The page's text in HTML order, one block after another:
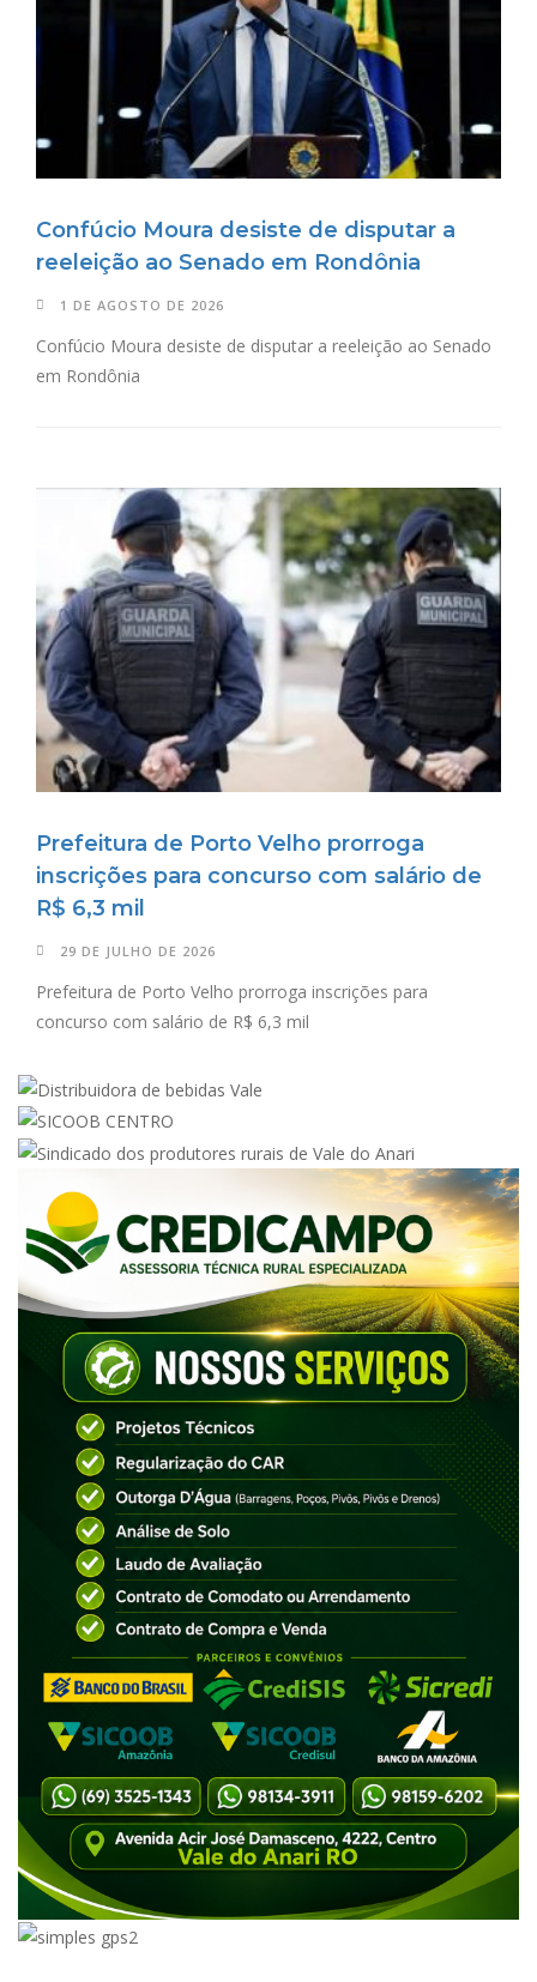
Confúcio Moura desiste de disputar a
reeleição ao Senado em Rondônia
1 DE AGOSTO DE 2026
Confúcio Moura desiste de disputar a reeleição ao Senado
em Rondônia
Prefeitura de Porto Velho prorroga
inscrições para concurso com salário de
R$ 6,3 mil
29 DE JULHO DE 2026
Prefeitura de Porto Velho prorroga inscrições para
concurso com salário de R$ 6,3 mil